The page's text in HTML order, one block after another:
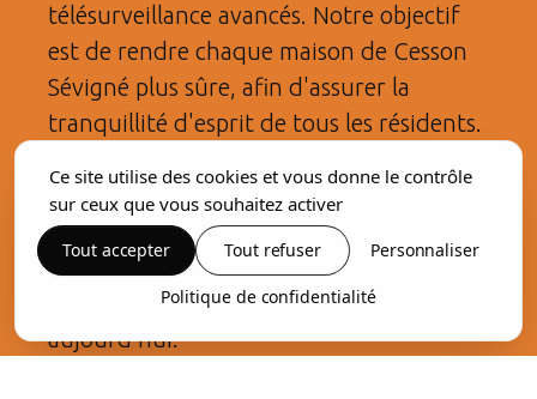
télésurveillance avancés. Notre objectif
est de rendre chaque maison de Cesson
Sévigné plus sûre, afin d'assurer la
tranquillité d'esprit de tous les résidents.
que la sécurité de votre maison est entre
de bonnes mains. Pour plus
d'informations sur nos solutions de
sécurité en Bretagne, contactez-nous dès
aujourd'hui.
Ce site utilise des cookies et vous donne le contrôle
sur ceux que vous souhaitez activer
Tout accepter Tout refuser Personnaliser
Politique de confidentialité